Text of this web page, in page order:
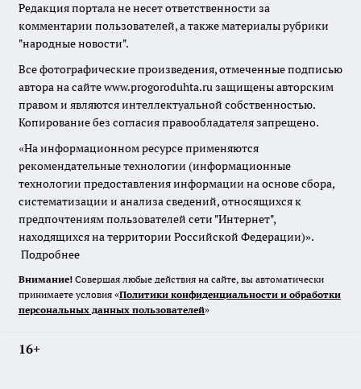
Редакция портала не несет ответственности за
комментарии пользователей, а также материалы рубрики
"народные новости".
Все фотографические произведения, отмеченные подписью
автора на сайте www.progoroduhta.ru защищены авторским
правом и являются интеллектуальной собственностью.
Копирование без согласия правообладателя запрещено.
«На информационном ресурсе применяются
рекомендательные технологии (информационные
технологии предоставления информации на основе сбора,
систематизации и анализа сведений, относящихся к
предпочтениям пользователей сети "Интернет",
находящихся на территории Российской Федерации)».
Подробнее
Внимание! Совершая любые действия на сайте, вы автоматически
принимаете условия «Политики конфиденциальности и обработки
персональных данных пользователей»
16+